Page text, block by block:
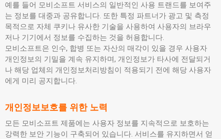
예를 들어 모비소프트 서비스의 일반적인 사용 트랜드를 보여주
는 정보를 대중과 공유합니다. 또한 특정 파트너가 광고 및 측정
목적으로 자체 쿠키나 유사한 기술을 사용하여 사용자의 브라우
저나 기기에서 정보를 수집하는 것을 허용합니다.
모비소프트은 인수, 합병 또는 자산의 매각이 있을 경우 사용자
개인정보의 기밀을 계속 유지하며, 개인정보가 타사에 전달되거
나 해당 업체의 개인정보처리방침이 적용되기 전에 해당 사용자
에게 미리 공지합니다.
개인정보보호를 위한 노력
모든 모비소프트 제품에는 사용자 정보를 지속적으로 보호하는
강력한 보안 기능이 구축되어 있습니다. 서비스를 유지하면서 얻